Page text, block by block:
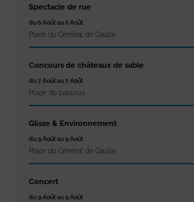
Spectacle de rue
du 6 Août au 6 Août
Place du Général de Gaulle
Concours de châteaux de sable
du 7 Août au 7 Août
Plage du passous
Glisse & Environnement
du 9 Août au 9 Août
Place du Général de Gaulle
Concert
du 9 Août au 9 Août